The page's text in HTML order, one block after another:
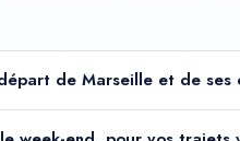
de Marseille et de ses